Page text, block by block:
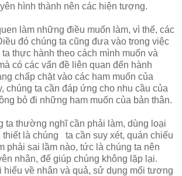
hình thành nên các hiện tượng.
làm những điều muốn làm, vì thế, các
đó chúng ta cũng đưa vào trong việc
thực hành theo cách mình muốn và
có các vấn đề liên quan đến hành
chấp chặt vào các ham muốn của
chúng ta cần đáp ứng cho nhu cầu của
bỏ đi những ham muốn của bản thân.
ta thường nghĩ cần phải làm, dùng loại
là chúng ta cần suy xét, quán chiếu
phải sai lầm nào, tức là chúng ta nên
nhân, để giúp chúng không lặp lại.
hiểu về nhân và quả, sử dụng mối tương